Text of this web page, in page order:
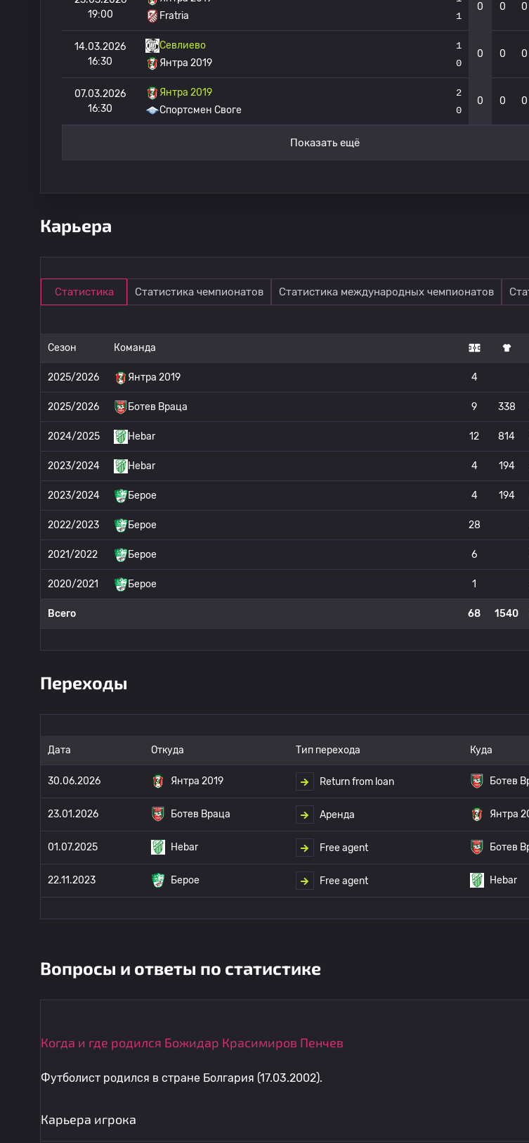
19:00
Fratria
1
0 0 0
14.03.2026
16:30
Севлиево
Янтра 2019
1
0
0 0 0
07.03.2026
16:30
Янтра 2019
Спортсмен Своге
2
0
0 0 0
Показать ещё
Карьера
Статистика Статистика чемпионатов Статистика международных чемпионатов
Сезон Команда
2025/2026 Янтра 2019 4
2025/2026 Ботев Враца 9 338
2024/2025 Hebar 12 814
2023/2024 Hebar 4 194
2023/2024 Берое 4 194
2022/2023 Берое 28
2021/2022 Берое 6
2020/2021 Берое 1
Всего 68 1540
Переходы
Дата Откуда Тип перехода Куда
30.06.2026 Янтра 2019 Return from loan Ботев
23.01.2026 Ботев Враца Аренда Янтра
01.07.2025 Hebar Free agent Ботев
22.11.2023 Берое Free agent Hebar
Вопросы и ответы по статистике
Когда и где родился Божидар Красимиров Пенчев
Футболист родился в стране Болгария (17.03.2002).
Карьера игрока